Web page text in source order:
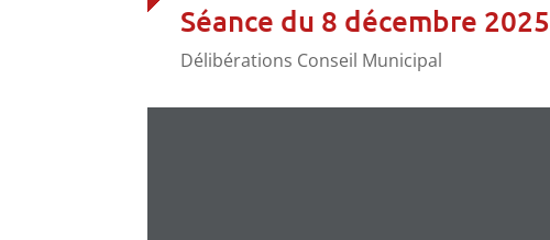
Séance du 8 décembre 2025
Délibérations Conseil Municipal